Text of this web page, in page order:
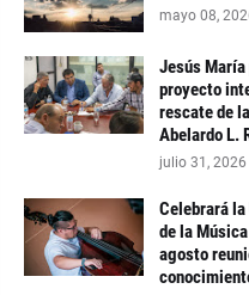
mayo 08,
Jesús
proyecto
rescate de
Abelardo L.
julio 31, 2026
Celebrará la
de la
agosto